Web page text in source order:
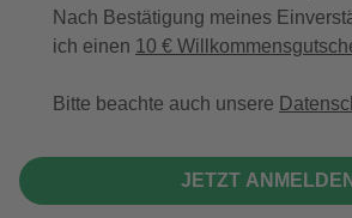
Nach Bestätigung meines
ich einen 10 €
Bitte beachte auch unsere
JETZT ANMELDEN